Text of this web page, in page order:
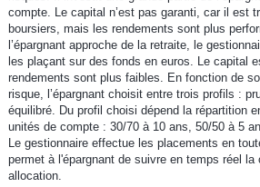
compte. Le capital n’est pas garanti, car il est
boursiers, mais les rendements sont plus
l’épargnant approche de la retraite, le
les plaçant sur des fonds en euros. Le capital
rendements sont plus faibles. En fonction de
risque, l’épargnant choisit entre trois profils :
équilibré. Du profil choisi dépend la répartition
unités de compte : 30/70 à 10 ans, 50/50 à 5
Le gestionnaire effectue les placements en
permet à l'épargnant de suivre en temps réel la
allocation.